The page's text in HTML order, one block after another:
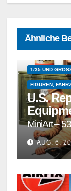
Ähnliche
1/35 UND
FIGUREN,
U.S.
MiniArt –
AUG. 6,